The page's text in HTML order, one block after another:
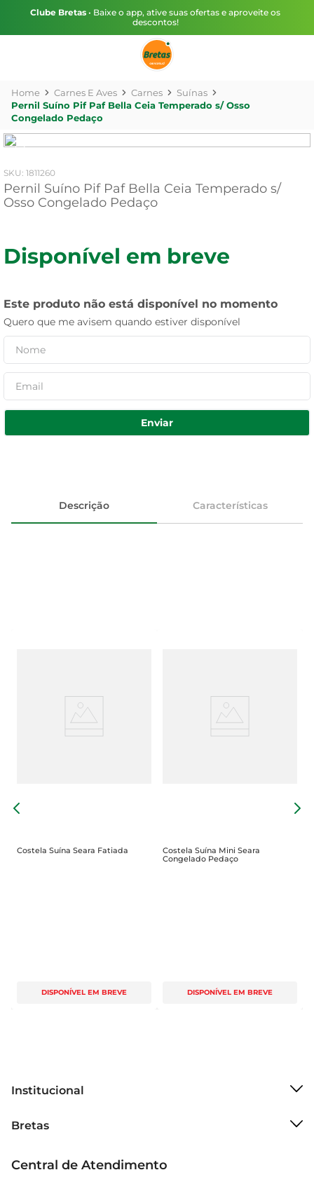
Clube Bretas • Baixe o app, ative suas ofertas e aproveite os
descontos!
Carnes E Aves Carnes
Suínas
Pernil Suíno Pif Paf Bella Ceia Temperado s/ Osso
Congelado Pedaço
: 1811260
Pernil Suíno Pif Paf Bella Ceia Temperado s/
Osso Congelado Pedaço
Disponível em breve
Este produto não está disponível no momento
Quero que me avisem quando estiver disponível
Enviar
Descrição Características
Costela Suína Seara Fatiada
DISPONÍVEL EM BREVE
Costela Suína Mini Seara
Congelado Pedaço
DISPONÍVEL EM BREVE
Institucional
Grupo Cencosud
Sobre privacidade
Bretas
Produtos Bretas
Central de Atendimento